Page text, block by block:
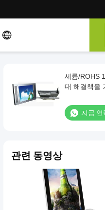
세륨/ROHS
대 해결책을
지금 연
관련 동영상